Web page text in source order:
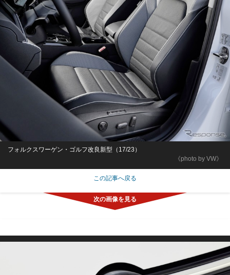
《photo by VW》
フォルクスワーゲン・ゴルフ改良新型（17/23）
この記事へ戻る